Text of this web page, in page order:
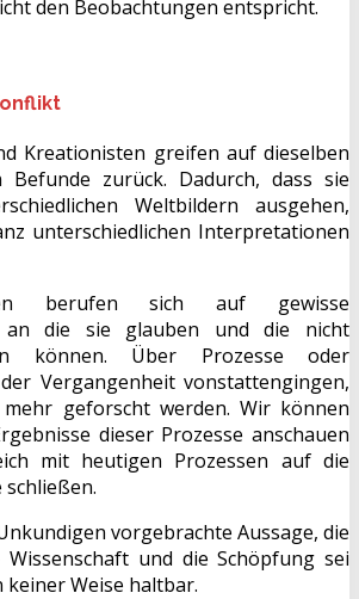
den Beobachtungen entspricht.
Kreationisten greifen auf dieselben
Befunde zurück. Dadurch, dass sie
Weltbildern ausgehen,
unterschiedlichen Interpretationen
berufen sich auf gewisse
an die sie glauben und die nicht
können. Über Prozesse oder
Vergangenheit vonstattengingen,
geforscht werden. Wir können
dieser Prozesse anschauen
mit heutigen Prozessen auf die
vorgebrachte Aussage, die
und die Schöpfung sei
keiner Weise haltbar.